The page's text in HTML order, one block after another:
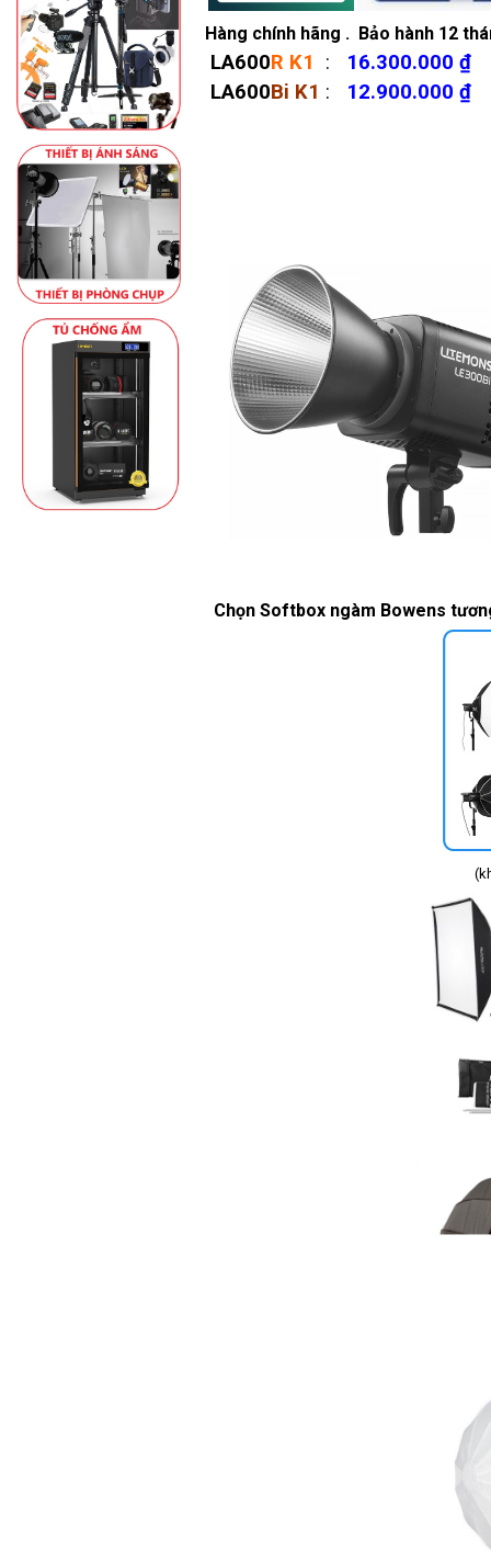
Hàng chính hãng . Bảo hành 12
LA600R K1 :
16.300.000 ₫
LA600Bi K1 : 12.900.000 ₫
Chọn Softbox ngàm Bowens